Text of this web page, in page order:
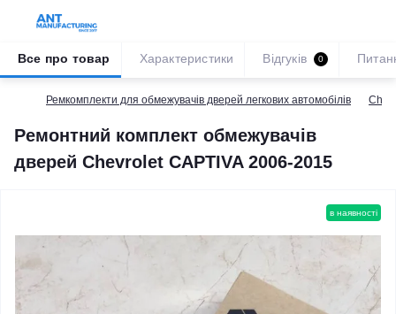
Ремкомплекти для обмежувачів дверей легкових автомобілів
Ремонтний комплект обмежувачів
дверей Chevrolet CAPTIVA 2006-2015
Все про товар Характеристики Відгуків 0
в наявності